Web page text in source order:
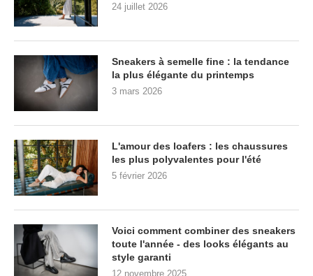
24 juillet 2026
Sneakers à semelle fine : la tendance
la plus élégante du printemps
3 mars 2026
L'amour des loafers : les chaussures
les plus polyvalentes pour l'été
5 février 2026
Voici comment combiner des sneakers
toute l'année - des looks élégants au
style garanti
12 novembre 2025